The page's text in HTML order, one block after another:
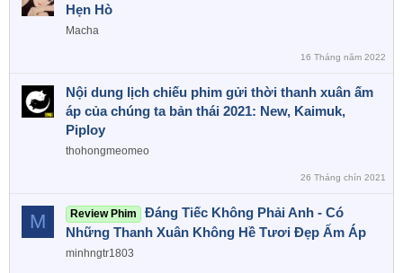
Hẹn Hò
Macha
16 Tháng năm 2022
Nội dung lịch chiếu phim gửi thời thanh xuân ấm
áp của chúng ta bản thái 2021: New, Kaimuk,
Piploy
thohongmeomeo
26 Tháng chín 2021
M Review Phim
Đáng Tiếc Không Phải Anh - Có
Những Thanh Xuân Không Hề Tươi Đẹp Ấm Áp
minhngtr1803